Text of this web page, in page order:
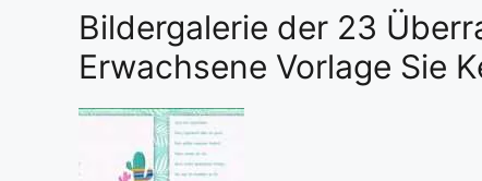
Bildergalerie der 23
Erwachsene Vorlage Sie